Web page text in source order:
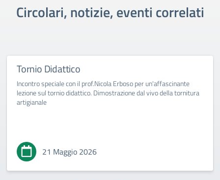
Circolari, notizie, eventi correlati
Tornio Didattico
Incontro speciale con il prof.Nicola Erboso per un'affascinante
lezione sul tornio didattico. Dimostrazione dal vivo della tornitura
artigianale
21 Maggio 2026